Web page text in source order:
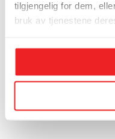
tilgjengelig for dem,
bruk av tjenestene